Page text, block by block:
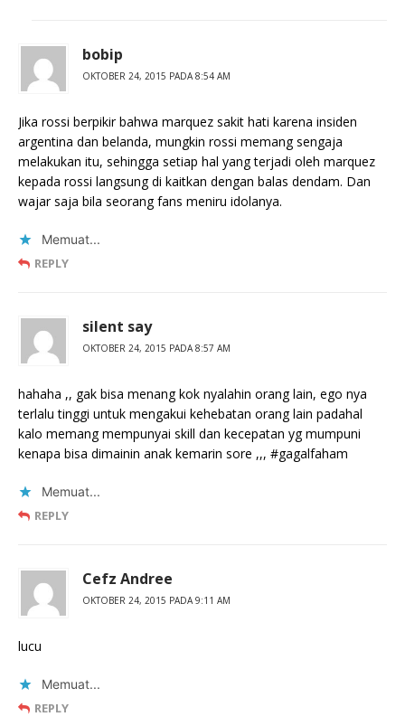
bobip
OKTOBER 24, 2015 PADA 8:54 AM
Jika rossi berpikir bahwa marquez sakit hati karena insiden
argentina dan belanda, mungkin rossi memang sengaja
melakukan itu, sehingga setiap hal yang terjadi oleh marquez
kepada rossi langsung di kaitkan dengan balas dendam. Dan
wajar saja bila seorang fans meniru idolanya.
Memuat...
REPLY
silent say
OKTOBER 24, 2015 PADA 8:57 AM
hahaha ,, gak bisa menang kok nyalahin orang lain, ego nya
terlalu tinggi untuk mengakui kehebatan orang lain padahal
kalo memang mempunyai skill dan kecepatan yg mumpuni
kenapa bisa dimainin anak kemarin sore ,,, #gagalfaham
Memuat...
REPLY
Cefz Andree
OKTOBER 24, 2015 PADA 9:11 AM
lucu
Memuat...
REPLY